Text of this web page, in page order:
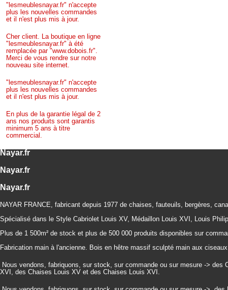
"lesmeublesnayar.fr" n'accepte
plus les nouvelles commandes
et il n'est plus mis à jour.
Cher client. La boutique en ligne
"lesmeublesnayar.fr" à été
remplacée par "www.dobois.fr".
Merci de vous rendre sur notre
nouveau site internet.
"lesmeublesnayar.fr" n'accepte
plus les nouvelles commandes
et il n'est plus mis à jour.
En plus de la garantie légal de 2
ans nos produits sont garantis
minimum 5 ans à titre
commercial.
Nayar.fr
Nayar.fr
Nayar.fr
NAYAR FRANCE, fabricant depuis 1977 de chaises, fauteuils, bergères,
Spécialisé dans le Style Cabriolet Louis XV, Médaillon Louis XVI, Louis
Plus de 1 500m² de stock et plus de 500 000 produits disponibles sur
Fabrication main à l'ancienne. Bois en hêtre massif sculpté main aux
Nous vendons, fabriquons, sur stock, sur commande ou sur mesure ->
XVI, des Chaises Louis XV et des Chaises Louis XVI.